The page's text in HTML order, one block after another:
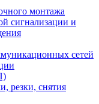
монтажа
сигнализации и
сетей
резки, снятия